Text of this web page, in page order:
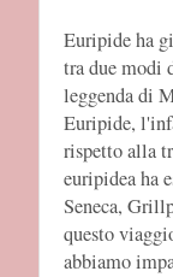
Euripide ha
tra due modi
leggenda di
Euripide,
rispetto alla
euripidea ha
Seneca,
questo
abbiamo